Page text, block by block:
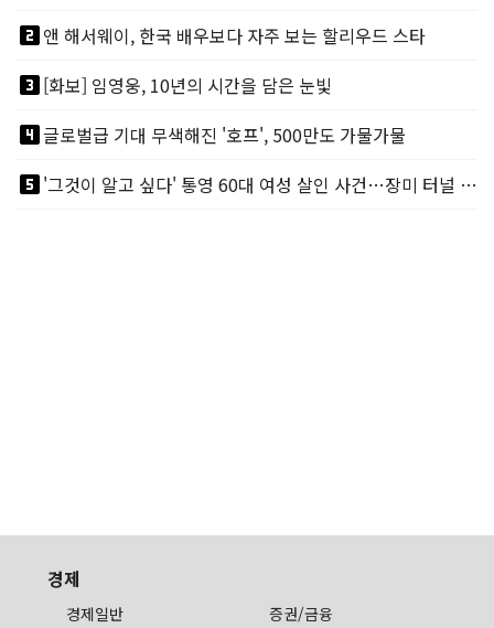
looks_two앤 해서웨이, 한국 배우보다 자주 보는 할리우드 스타
looks_3[화보] 임영웅, 10년의 시간을 담은 눈빛
looks_4글로벌급 기대 무색해진 '호프', 500만도 가물가물
looks_5
'그것이 알고 싶다' 통영 60대 여성 살인 사건…장미 터널 아래 킬러, 누구냐 넌?
경제
경제일반
증권/금융